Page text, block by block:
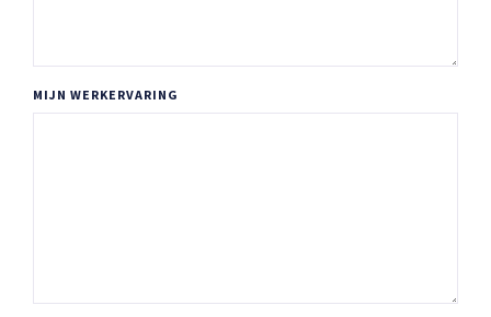
MIJN WERKERVARING